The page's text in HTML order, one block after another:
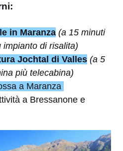
in Maranza (a 15 minuti
impianto di risalita)
Jochtal di Valles (a 5
più telecabina)
a Maranza
a Bressanone e